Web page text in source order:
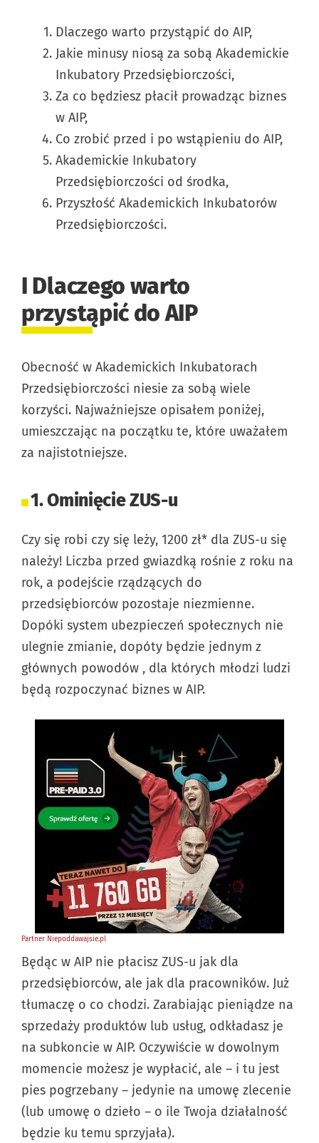
Dlaczego warto przystąpić do AIP,
Jakie minusy niosą za sobą Akademickie
Inkubatory Przedsiębiorczości,
Za co będziesz płacił prowadząc biznes
w AIP,
Co zrobić przed i po wstąpieniu do AIP,
Akademickie Inkubatory
Przedsiębiorczości od środka,
Przyszłość Akademickich Inkubatorów
Przedsiębiorczości.
I Dlaczego warto
przystąpić do AIP
Obecność w Akademickich Inkubatorach
Przedsiębiorczości niesie za sobą wiele
korzyści. Najważniejsze opisałem poniżej,
umieszczając na początku te, które uważałem
za najistotniejsze.
1. Ominięcie ZUS-u
Czy się robi czy się leży, 1200 zł* dla ZUS-u się
należy! Liczba przed gwiazdką rośnie z roku na
rok, a podejście rządzących do
przedsiębiorców pozostaje niezmienne.
Dopóki system ubezpieczeń społecznych nie
ulegnie zmianie, dopóty będzie jednym z
głównych powodów , dla których młodzi ludzi
będą rozpoczynać biznes w AIP.
Będąc w AIP nie płacisz ZUS-u jak dla
przedsiębiorców, ale jak dla pracowników. Już
tłumaczę o co chodzi. Zarabiając pieniądze na
sprzedaży produktów lub usług, odkładasz je
na subkoncie w AIP. Oczywiście w dowolnym
momencie możesz je wypłacić, ale – i tu jest
pies pogrzebany – jedynie na umowę zlecenie
(lub umowę o dzieło – o ile Twoja działalność
będzie ku temu sprzyjała).